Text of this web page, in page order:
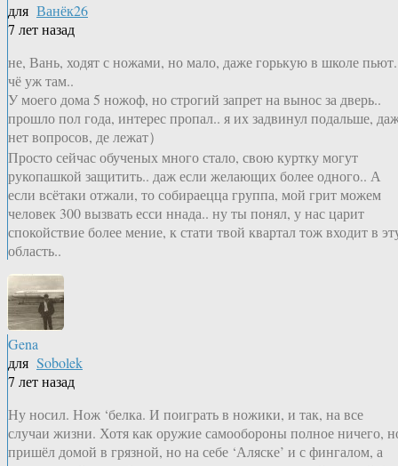
для Ванёк26
7 лет назад
не, Вань, ходят с ножами, но мало, даже горькую в школе
чё уж там..
У моего дома 5 ножоф, но строгий запрет на вынос за дверь..
прошло пол года, интерес пропал.. я их задвинул подальше,
нет вопросов, де лежат）
Просто сейчас обученых много стало, свою куртку могут
рукопашкой защитить.. даж если желающих более одного.. А
если всётаки отжали, то собираецца группа, мой грит можем
человек 300 вызвать есси ннада.. ну ты понял, у нас царит
спокойствие более мение, к стати твой квартал тож входит в
область..
Gena
для Sobolek
7 лет назад
Ну носил. Нож ‘белка. И поиграть в ножики, и так, на все
случаи жизни. Хотя как оружие самообороны полное ничего,
пришёл домой в грязной, но на себе ‘Аляске’ и с фингалом, а